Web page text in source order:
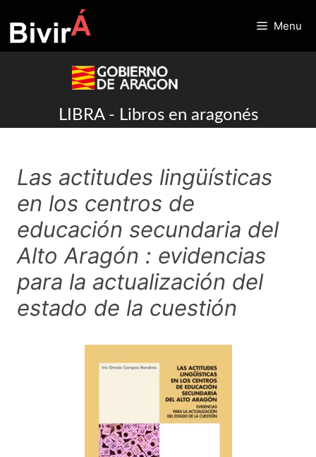
to
content
Menu
LIBRA - Libros en aragonés
Las actitudes lingüísticas
en los centros de
educación secundaria del
Alto Aragón : evidencias
para la actualización del
estado de la cuestión